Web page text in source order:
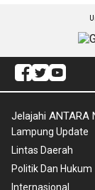
Jelajahi ANTARA
Lampung Update
Lintas Daerah
Politik Dan Hukum
Internasional